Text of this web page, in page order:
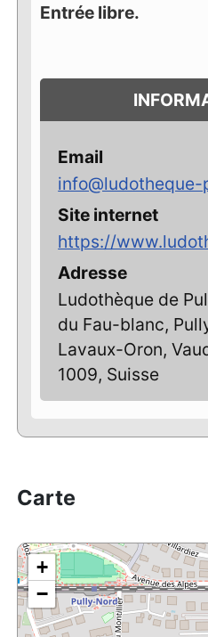
Entrée libre.
Email
info@ludotheque-
Site internet
https://
Adresse
Ludothèque de
du Fau-blanc,
Lavaux-Oron,
1009, Suisse
Carte
+
−